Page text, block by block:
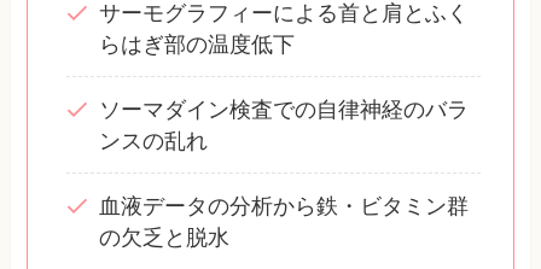
サーモグラフィーによる首と肩とふく
らはぎ部の温度低下
ソーマダイン検査での自律神経のバラ
ンスの乱れ
血液データの分析から鉄・ビタミン群
の欠乏と脱水